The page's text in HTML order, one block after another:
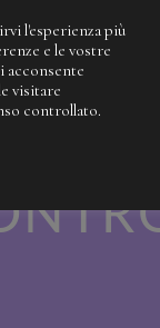
DI
l'esperienza più
e le vostre
acconsente
visitare
controllato.